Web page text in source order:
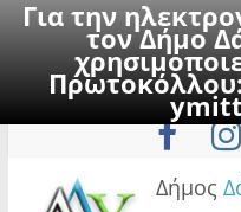
Για την
τον Δήμο
to
Παρασκευή,
Δήμος